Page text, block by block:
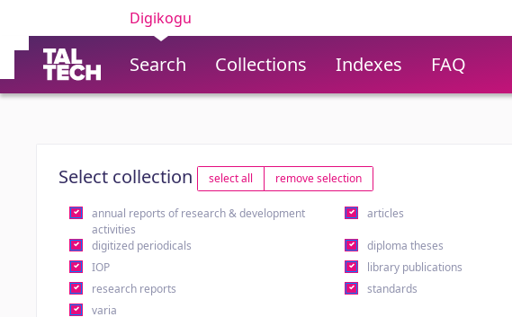
Digikogu
Search Collections Indexes FAQ
Select collection select all remove selection
annual reports of research & development
activities
articles
digitized periodicals diploma theses
IOP
library publications
research reports
standards
varia